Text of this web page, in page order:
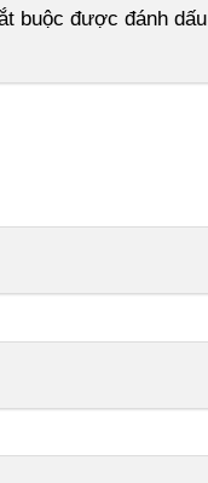
buộc được đánh dấu